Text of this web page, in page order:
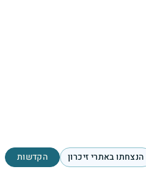
הנצחתו באתרי זיכרון הקדשות